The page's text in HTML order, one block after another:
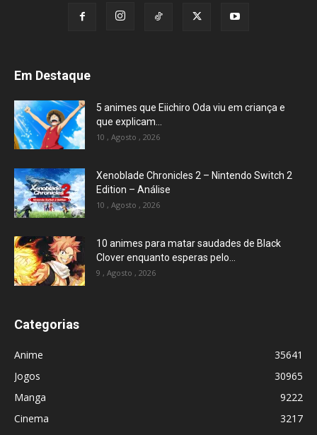
Em Destaque
5 animes que Eiichiro Oda viu em criança e
que explicam...
10 , Agosto , 2026
Xenoblade Chronicles 2 – Nintendo Switch 2
Edition – Análise
10 , Agosto , 2026
10 animes para matar saudades de Black
Clover enquanto esperas pelo...
9 , Agosto , 2026
Categorias
Anime
35641
Jogos
30965
Manga
9222
Cinema
3217